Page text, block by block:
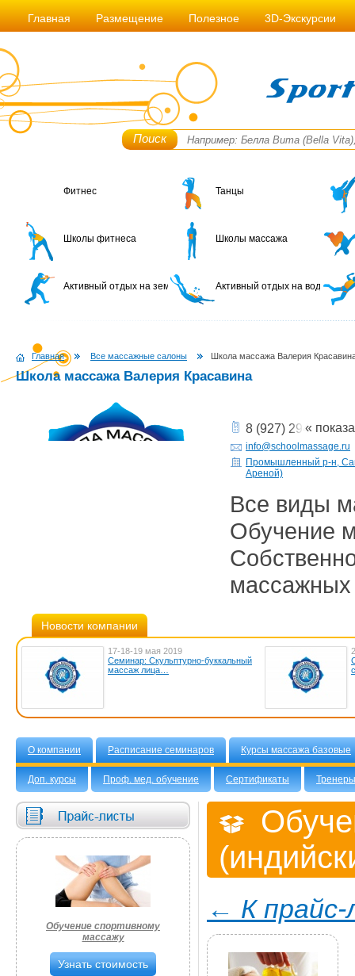
Главная Размещение Полезное 3D-Экскурсии
Поиск
Фитнес Танцы
Школы фитнеса Школы массажа
Активный отдых на земле Активный отдых на воде
Главная Все массажные салоны Школа массажа Валерия
Школа массажа Валерия Красавина
8 (927) 294-05-05
«
info@schoolmassage.ru
Промышленный р-н,
Ареной)
Все виды
Обучение
массажных
Новости компании
17-18-19 мая 2019
Семинар: Скульптурно-буккальный
массаж лица…
О компании Расписание семинаров Курсы массажа базовые
Доп. курсы Проф. мед. обучение Сертификаты Тренеры
Обучение спортивному
массажу
Узнать стоимость
← К прайс-